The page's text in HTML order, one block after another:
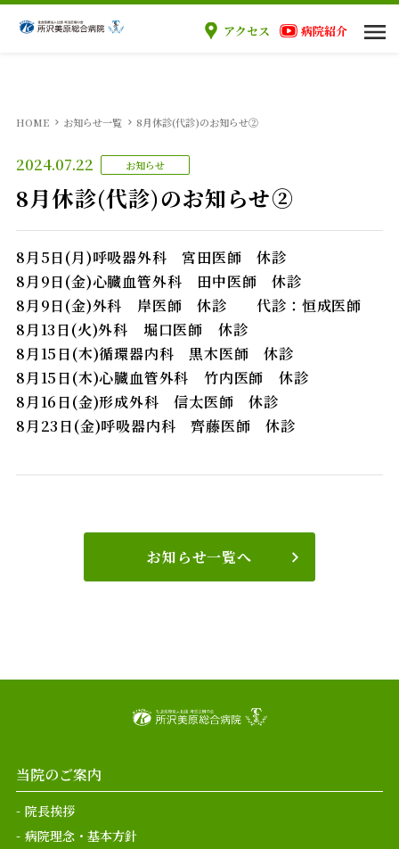
アクセス 病院紹介
ご来院の方へ
診療科
医療関係者の方へ
採用情報
外来案内 入院案内 手術案内
HOME お知らせ一覧 8月休診(代診)のお知らせ②
2024.07.22 お知らせ
8月休診(代診)のお知らせ②
8月5日(月)呼吸器外科 宮田医師 休診
8月9日(金)心臓血管外科 田中医師 休診
8月9日(金)外科 岸医師 休診 代診：恒成医師
8月13日(火)外科 堀口医師 休診
8月15日(木)循環器内科 黒木医師 休診
8月15日(木)心臓血管外科 竹内医師 休診
8月16日(金)形成外科 信太医師 休診
8月23日(金)呼吸器内科 齊藤医師 休診
お知らせ一覧へ
当院のご案内
院長挨拶
病院理念・基本方針